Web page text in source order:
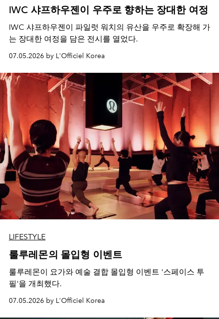
IWC 샤프하우젠이 우주로 향하는 장대한 여정
IWC 샤프하우젠이 파일럿 워치의 유산을 우주로 확장해 가
는 장대한 여정을 담은 전시를 열었다.
07.05.2026 by L'Officiel Korea
LIFESTYLE
룰루레몬의 몰입형 이벤트
룰루레몬이 요가와 예술 결합 몰입형 이벤트 '스페이스 투
필'을 개최했다.
07.05.2026 by L'Officiel Korea